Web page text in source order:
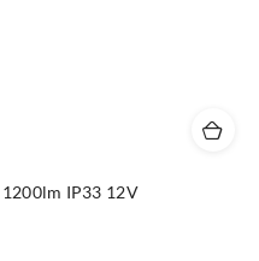
1200lm IP33 12V